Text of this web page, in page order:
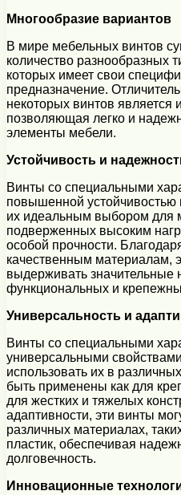
Многообразие вариантов
В мире мебельных винтов
количество разнообразных
которых имеет свои
предназначение.
некоторых винтов является
позволяющая легко и
элементы мебели.
Устойчивость и
Винты со специальными
повышенной устойчивостью
их идеальным выбором для
подверженных высоким
особой прочности.
качественным материалам,
выдерживать значительные
функциональных и
Универсальность и
Винты со специальными
универсальными
использовать их в
быть применены как для
для жестких и тяжелых
адаптивности, эти винты
различных материалах,
пластик, обеспечивая
долговечность.
Инновационные